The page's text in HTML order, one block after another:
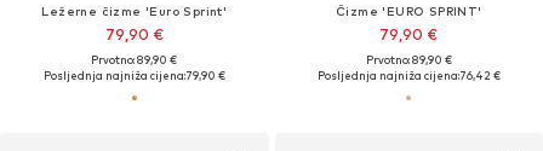
Ležerne čizme 'Euro Sprint'
79,90 €
Prvotno: 89,90 €
Posljednja najniža cijena:79,90 €
Čizme 'EURO SPRINT'
79,90 €
Prvotno: 89,90 €
Posljednja najniža cijena:76,42 €